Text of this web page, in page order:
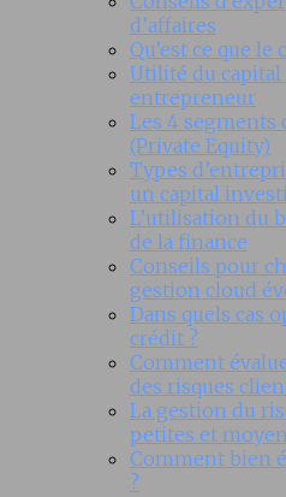
d’affaires
Qu’est ce que
Utilité du
entrepreneur
Les 4
(Private Equity)
Types
un capital
L’utilisation du
de la finance
Conseils pour
gestion cloud
Dans quels cas
crédit ?
Comment
des risques
La gestion du
petites et
Comment bien
?